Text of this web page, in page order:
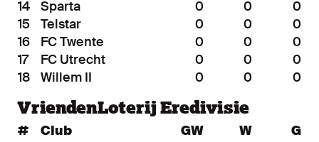
14
Sparta 0 0
0
15
Telstar 0 0
0
16
FC Twente 0 0
0
17
FC Utrecht 0 0
0
18
Willem II 0 0 0
VriendenLoterij Eredivisie
# Club GW W
G